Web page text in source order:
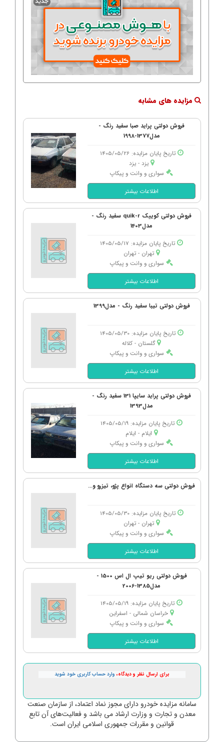
مزایده های مشابه
فروش دولتی پراید صبا سفید رنگ -
مدل1377-1998
تاریخ پایان مزایده: 1405/05/26
یزد - یزد
سواری و وانت و پیکاپ
اطلاعات بیشتر
فروش دولتی کوییک quik-r سفید رنگ -
مدل1403
تاریخ پایان مزایده: 1405/05/17
تهران - تهران
سواری و وانت و پیکاپ
اطلاعات بیشتر
فروش دولتی تیبا سفید رنگ - مدل1399
تاریخ پایان مزایده: 1405/05/30
گلستان - كلاله
سواری و وانت و پیکاپ
اطلاعات بیشتر
فروش دولتی پراید سایپا 131 سفید رنگ -
مدل1393
تاریخ پایان مزایده: 1405/05/19
ایلام - ایلام
سواری و وانت و پیکاپ
اطلاعات بیشتر
فروش دولتی سه دستگاه انواع پژو، تیزرو و...
تاریخ پایان مزایده: 1405/05/30
تهران - تهران
سواری و وانت و پیکاپ
اطلاعات بیشتر
فروش دولتی ریو تیپ ال اس 1500 -
مدل1385-2006
تاریخ پایان مزایده: 1405/05/19
خراسان شمالی - اسفراین
سواری و وانت و پیکاپ
اطلاعات بیشتر
برای ارسال نظر و دیدگاه، وارد حساب کاربری خود شوید
سامانه مزایده خودرو دارای مجوز نماد اعتماد، از سازمان صنعت
معدن و تجارت و وزارت ارشاد می باشد و فعالیت‌های آن تابع
قوانین و مقررات جمهوری اسلامی ایران است.